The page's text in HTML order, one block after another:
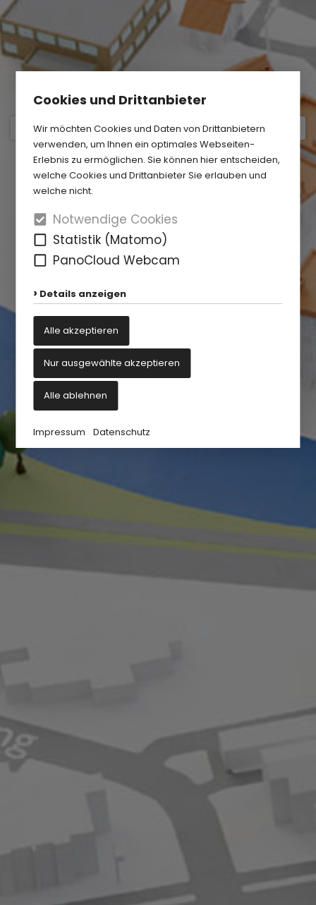
Cookies und Drittanbieter
Wir möchten Cookies und Daten von Drittanbietern
verwenden, um Ihnen ein optimales Webseiten-
Erlebnis zu ermöglichen. Sie können hier entscheiden,
welche Cookies und Drittanbieter Sie erlauben und
welche nicht.
Notwendige Cookies
Statistik (Matomo)
PanoCloud Webcam
Details anzeigen
Alle akzeptieren
Nur ausgewählte akzeptieren
Alle ablehnen
Impressum Datenschutz